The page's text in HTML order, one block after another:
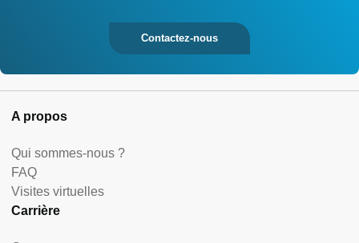
Contactez-nous
A propos
Qui sommes-nous ?
FAQ
Visites virtuelles
Carrière